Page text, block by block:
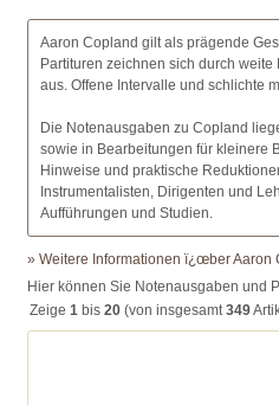
Aaron Copland gilt als prägende
Partituren zeichnen sich durch
aus. Offene Intervalle und schlichte
Die Notenausgaben zu Copland
sowie in Bearbeitungen für kleinere
Hinweise und praktische
Instrumentalisten, Dirigenten und
Aufführungen und Studien.
» Weitere Informationen ï¿œber Aaron
Hier können Sie Notenausgaben und
Zeige 1 bis 20 (von insgesamt349